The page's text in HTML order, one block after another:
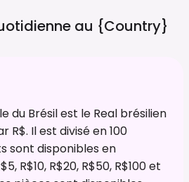
au {country}
du Brésil est le Real brésilien
R$. Il est divisé en 100
sont disponibles en
R$10, R$20, R$50, R$100 et